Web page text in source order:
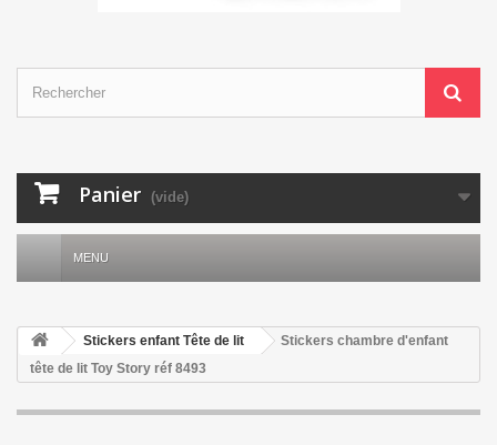
Panier (vide)
MENU
Stickers enfant Tête de lit
Stickers chambre d'enfant
tête de lit Toy Story réf 8493